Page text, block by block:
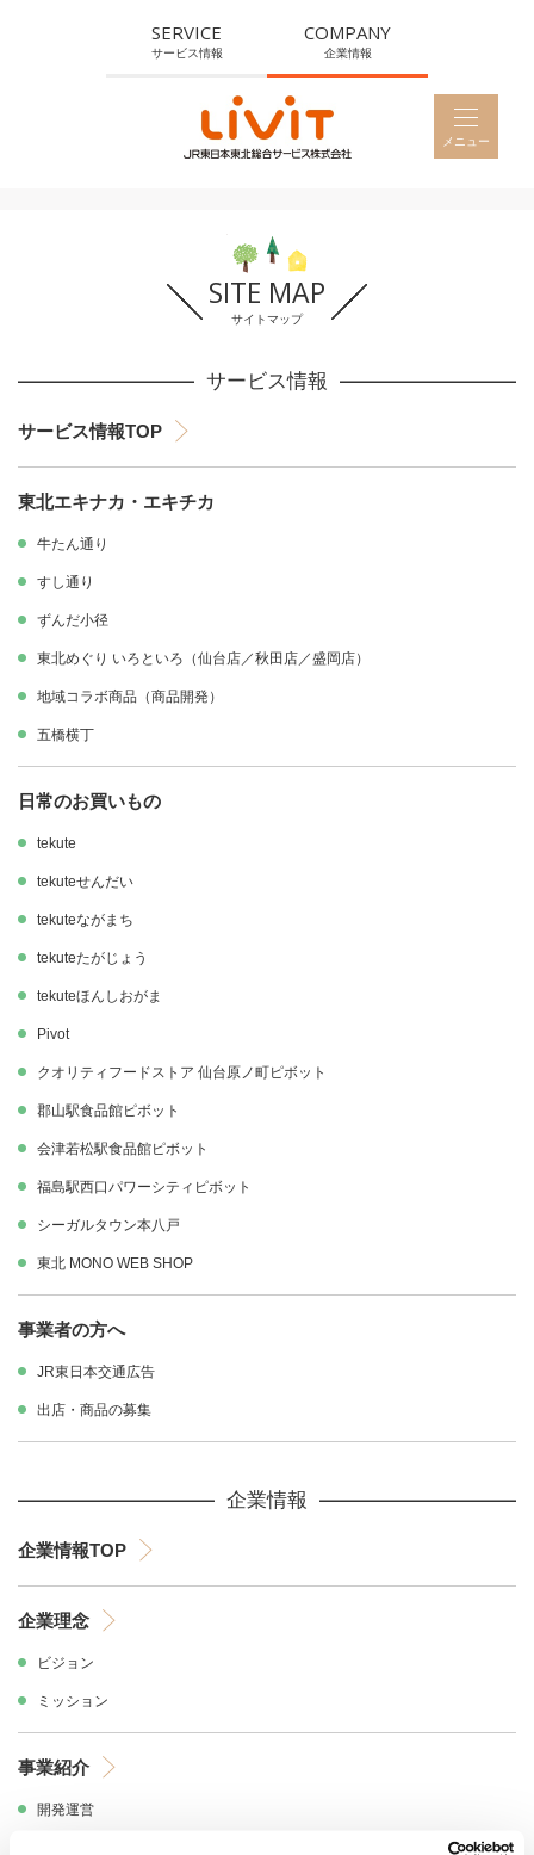
SERVICE
サービス情報
COMPANY
企業情報
メニュー
HOME
ホーム
企業理念
BUSINESS
RECRUIT
SITE MAP
サイトマップ
サービス情報
サービス情報TOP
東北エキナカ・エキチカ
牛たん通り
すし通り
ずんだ小径
東北めぐり いろといろ （仙台店／秋田店／盛岡店）
地域コラボ商品（商品開発）
五橋横丁
日常のお買いもの
tekute
tekuteせんだい
tekuteながまち
tekuteたがじょう
tekuteほんしおがま
Pivot
クオリティフードストア 仙台原ノ町ピボット
郡山駅食品館ピボット
会津若松駅食品館ピボット
福島駅西口パワーシティピボット
シーガルタウン本八戸
東北 MONO WEB SHOP
事業者の方へ
JR東日本交通広告
出店・商品の募集
企業情報
企業情報TOP
企業理念
ビジョン
ミッション
事業紹介
開発運営